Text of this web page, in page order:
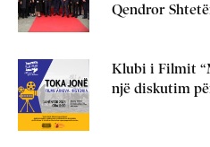
Qendror
Klubi i Filmit
një diskutim